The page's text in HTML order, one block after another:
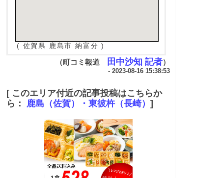
( 佐賀県 鹿島市 納富分 )
（町コミ報道 田中沙知 記者）
- 2023-08-16 15:38:53
[ このエリア付近の記事投稿はこちらか
ら： 鹿島（佐賀）・東彼杵（長崎） ]